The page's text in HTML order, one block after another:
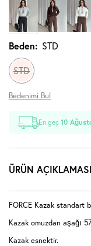
Beden: STD
STD
Bedenimi Bul
En geç10
ÜRÜN AÇIKLAMASI
FORCE Kazak standart
Kazak omuzdan aşağı
Kazak esnektir.